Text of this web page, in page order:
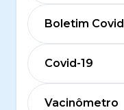
Boletim Covid
Covid-19
Vacinômetro